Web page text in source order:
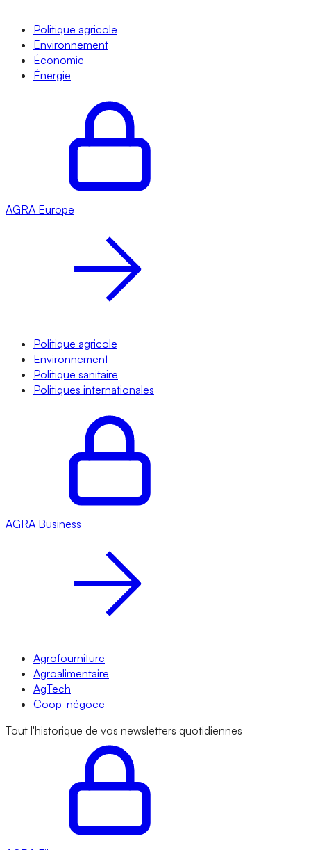
Politique agricole
Environnement
Économie
Énergie
AGRA Europe
Politique agricole
Environnement
Politique sanitaire
Politiques internationales
AGRA Business
Agrofourniture
Agroalimentaire
AgTech
Coop-négoce
Tout l'historique de vos newsletters quotidiennes